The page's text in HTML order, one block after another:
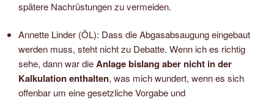
spätere Nachrüstungen zu vermeiden.
Annette Linder (ÖL): Dass die Abgasabsaugung eingebaut
werden muss, steht nicht zu Debatte. Wenn ich es richtig
sehe, dann war dieAnlage bislang aber nicht in der
Kalkulation enthalten, was mich wundert, wenn es sich
offenbar um eine gesetzliche Vorgabe und